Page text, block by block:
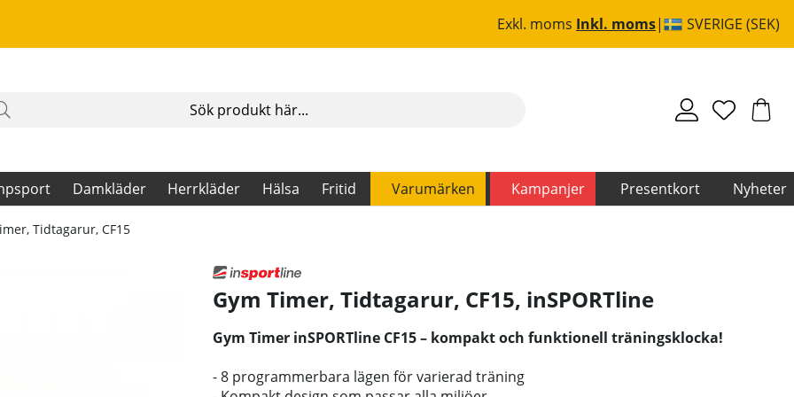
Exkl. moms Inkl. moms SVERIGE (SEK)
Damkläder Herrkläder Hälsa Fritid Varumärken Kampanjer Presentkort Nyheter
Tidtagarur, CF15
Gym Timer, Tidtagarur, CF15, inSPORTline
Gym Timer inSPORTline CF15 – kompakt och funktionell träningsklocka!
- 8 programmerbara lägen för varierad träning